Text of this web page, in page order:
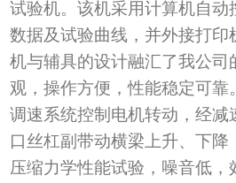
试验机。该机采用计算机自动
数据及试验曲线，并外接打印
机与辅具的设计融汇了我公司
观，操作方便，性能稳定可靠
调速系统控制电机转动，经减
口丝杠副带动横梁上升、下降
压缩力学性能试验，噪音低，